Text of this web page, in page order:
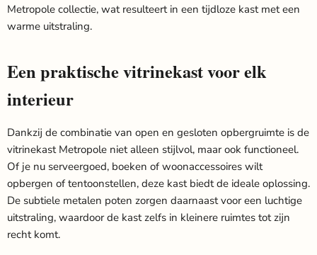
Metropole collectie, wat resulteert in een tijdloze kast met een
warme uitstraling.
Een praktische vitrinekast voor elk
interieur
Dankzij de combinatie van open en gesloten opbergruimte is de
vitrinekast Metropole niet alleen stijlvol, maar ook functioneel.
Of je nu serveergoed, boeken of woonaccessoires wilt
opbergen of tentoonstellen, deze kast biedt de ideale oplossing.
De subtiele metalen poten zorgen daarnaast voor een luchtige
uitstraling, waardoor de kast zelfs in kleinere ruimtes tot zijn
recht komt.